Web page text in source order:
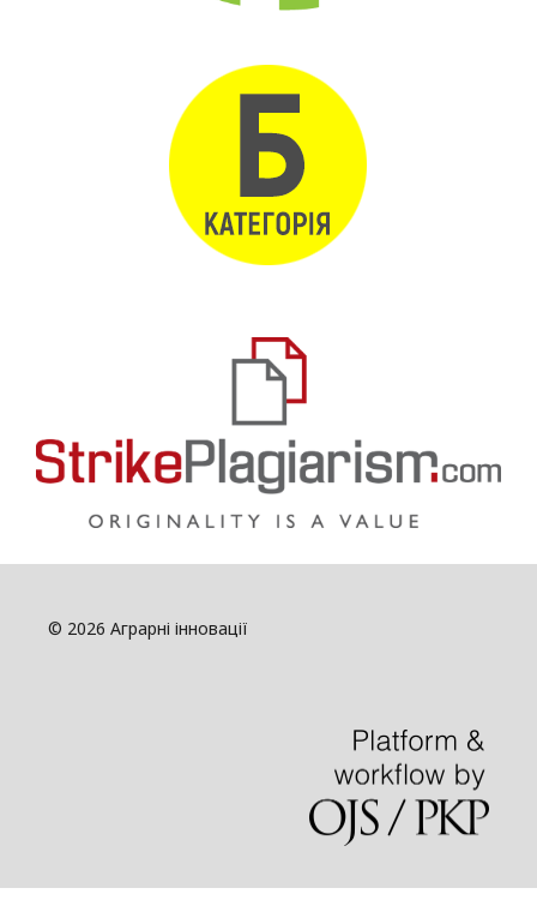
© 2026 Аграрні інновації